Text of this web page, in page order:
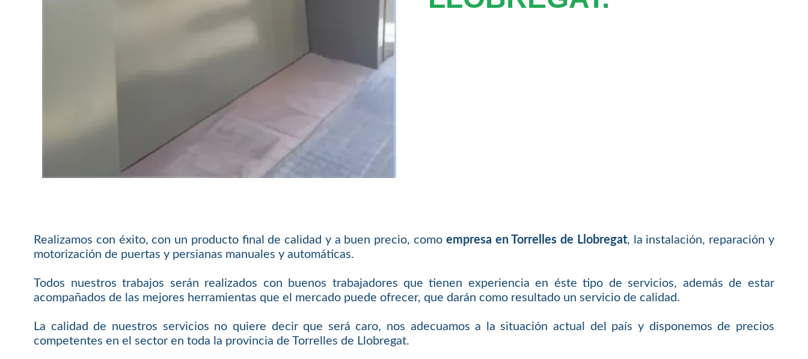
Realizamos con éxito, con un producto final de calidad y a buen precio, como empresa en Torrelles de Llobregat, la instalación, reparación y
motorización de puertas y persianas manuales y automáticas.
Todos nuestros trabajos serán realizados con buenos trabajadores que tienen experiencia en éste tipo de servicios, además de estar
acompañados de las mejores herramientas que el mercado puede ofrecer, que darán como resultado un servicio de calidad.
La calidad de nuestros servicios no quiere decir que será caro, nos adecuamos a la situación actual del país y disponemos de precios
competentes en el sector en toda la provincia de Torrelles de Llobregat.